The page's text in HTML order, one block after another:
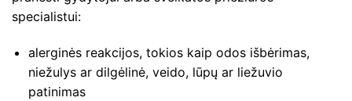
specialistui:
alerginės reakcijos, tokios kaip odos išbėrimas,
niežulys ar dilgėlinė, veido, lūpų ar liežuvio
patinimas